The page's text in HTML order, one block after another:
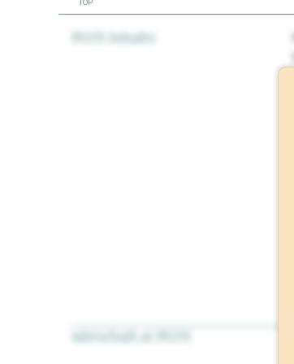
PLUS Inhalte
wirtschaft.at PLUS